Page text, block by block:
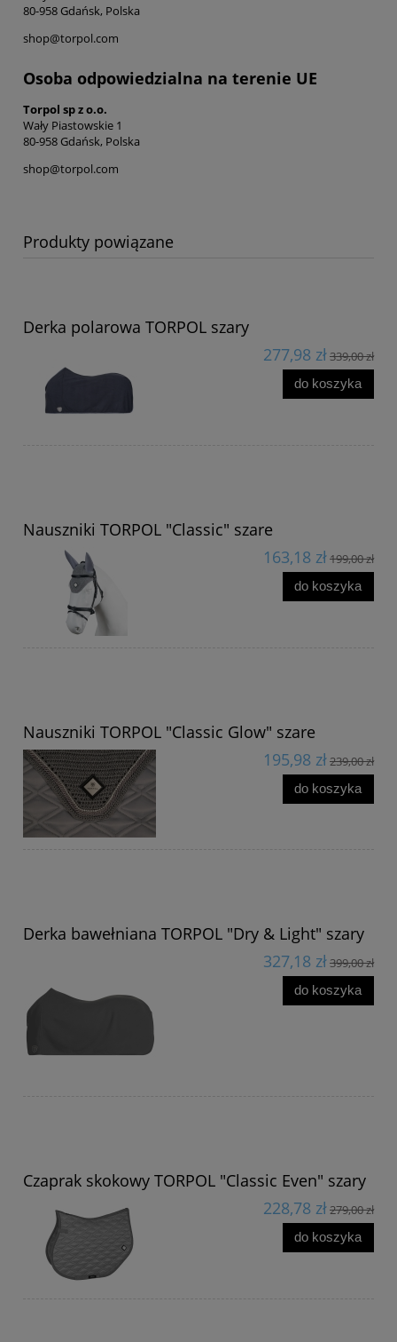
80-958 Gdańsk, Polska
shop@torpol.com
Osoba odpowiedzialna na terenie UE
Torpol sp z o.o.
Wały Piastowskie 1
80-958 Gdańsk, Polska
shop@torpol.com
Produkty powiązane
Derka polarowa TORPOL szary
277,98 zł339,00 zł
do koszyka
Nauszniki TORPOL "Classic" szare
163,18 zł199,00 zł
do koszyka
Nauszniki TORPOL "Classic Glow" szare
195,98 zł239,00 zł
do koszyka
Derka bawełniana TORPOL "Dry & Light" szary
327,18 zł399,00 zł
do koszyka
Czaprak skokowy TORPOL "Classic Even" szary
228,78 zł279,00 zł
do koszyka